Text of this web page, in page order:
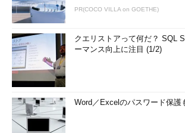
PR(COCO VILLA on GOETHE)
クエリストアって何だ？ SQL
ーマンス向上に注目 (1/2)
Word／Excelのパスワード保護